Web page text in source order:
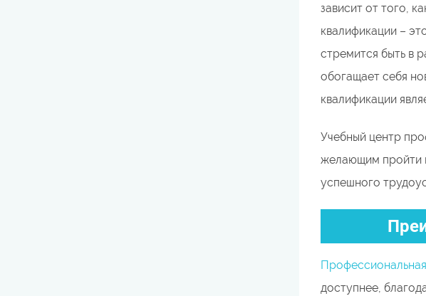
зависит от того,
квалификации –
стремится быть в
обогащает себя
квалификации
Учебный центр
желающим пройти
успешного
доступнее,